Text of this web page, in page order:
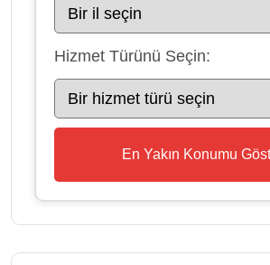
Hizmet Türünü Seçin:
En Yakın Konumu